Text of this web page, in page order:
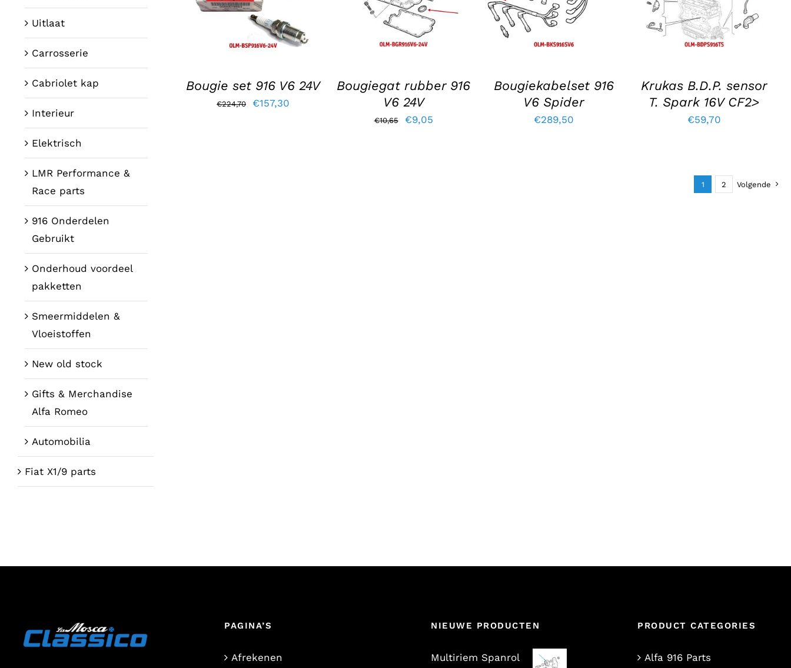
DETAILS
Bougie set 916 V6 24V
€224,70
Oorspronkelijke
€157,30
DETAILS
Bougiegat rubber 916
V6 24V
€10,65
Oorspronkelijke
€9,05Huidige
DETAILS
Bougiekabelset 916
V6 Spider
€289,50
DETAILS
Krukas B.D.P. sensor
T. Spark 16V CF2>
€59,70
1 2 Volgende
Uitlaat
Carrosserie
Cabriolet kap
Interieur
Elektrisch
LMR Performance &
Race parts
916 Onderdelen
Gebruikt
Onderhoud voordeel
pakketten
Smeermiddelen &
Vloeistoffen
New old stock
Gifts & Merchandise
Alfa Romeo
Automobilia
Fiat X1/9 parts
PAGINA’S
Afrekenen
NIEUWE PRODUCTEN
Multiriem Spanrol
PRODUCT CATEGORIES
Alfa 916 Parts